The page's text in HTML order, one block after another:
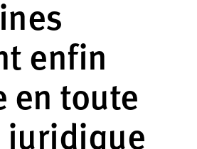
enfin
en toute
juridique